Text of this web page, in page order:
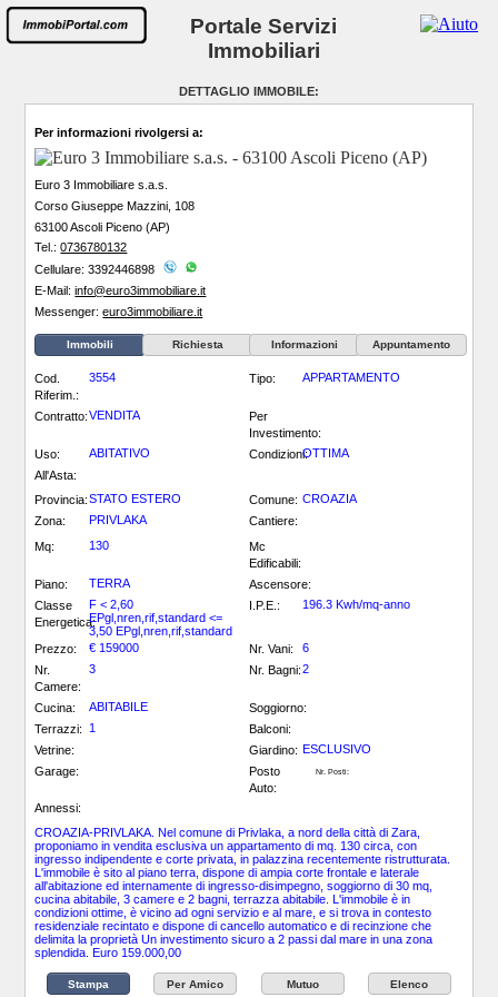
Portale Servizi
Immobiliari
DETTAGLIO IMMOBILE:
Per informazioni rivolgersi a:
Euro 3 Immobiliare s.a.s.
Corso Giuseppe Mazzini, 108
63100 Ascoli Piceno (AP)
Tel.:0736780132
Cellulare: 3392446898
E-Mail:info@euro3immobiliare.it
Messenger:euro3immobiliare.it
Immobili Richiesta Informazioni Appuntamento
Cod.
Riferim.:
3554 Tipo: APPARTAMENTO
Contratto:VENDITA
Per
Investimento:
Uso:
ABITATIVO Condizioni:OTTIMA
All'Asta:
Provincia:STATO ESTERO Comune: CROAZIA
Zona:
PRIVLAKA
Cantiere:
Mq:
130
Mc
Edificabili:
Piano:
TERRA
Ascensore:
Classe
Energetica:
F < 2,60
EPgl,nren,rif,standard <=
3,50 EPgl,nren,rif,standard
I.P.E.: 196.3 Kwh/mq-anno
Prezzo: € 159000 Nr. Vani:
6
Nr.
Camere:
3 Nr. Bagni:2
Cucina: ABITABILE
Soggiorno:
Terrazzi:
1
Balconi:
Vetrine:
Giardino: ESCLUSIVO
Garage:
Posto
Auto:
Nr. Posti:
Annessi:
CROAZIA-PRIVLAKA. Nel comune di Privlaka, a nord della città di Zara,
proponiamo in vendita esclusiva un appartamento di mq. 130 circa, con
ingresso indipendente e corte privata, in palazzina recentemente ristrutturata.
L'immobile è sito al piano terra, dispone di ampia corte frontale e laterale
all'abitazione ed internamente di ingresso-disimpegno, soggiorno di 30 mq,
cucina abitabile, 3 camere e 2 bagni, terrazza abitabile. L'immobile è in
condizioni ottime, è vicino ad ogni servizio e al mare, e si trova in contesto
residenziale recintato e dispone di cancello automatico e di recinzione che
delimita la proprietà Un investimento sicuro a 2 passi dal mare in una zona
splendida. Euro 159.000,00
Stampa Per Amico Mutuo Elenco